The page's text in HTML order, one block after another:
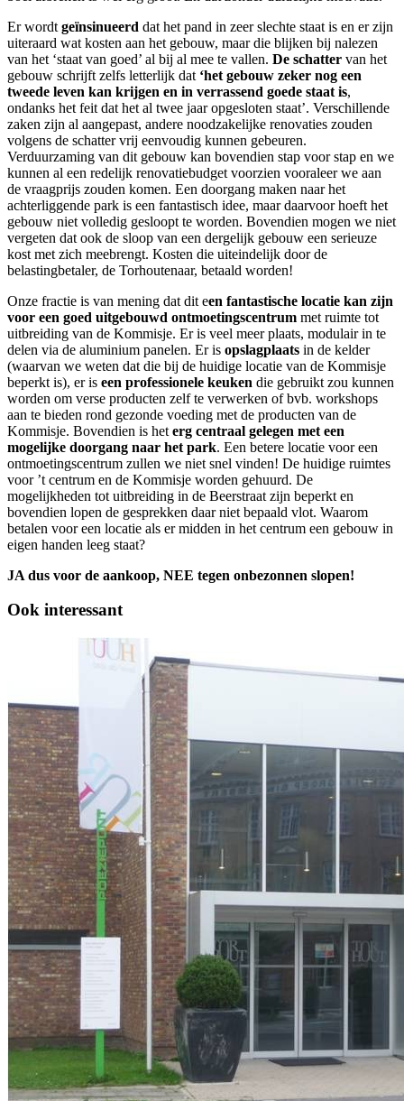
Er wordt geïnsinueerd dat het pand in zeer slechte staat is en er zijn
uiteraard wat kosten aan het gebouw, maar die blijken bij nalezen
van het ‘staat van goed’ al bij al mee te vallen. De schatter van het
gebouw schrijft zelfs letterlijk dat ‘het gebouw zeker nog een
tweede leven kan krijgen en in verrassend goede staat is,
ondanks het feit dat het al twee jaar opgesloten staat’. Verschillende
zaken zijn al aangepast, andere noodzakelijke renovaties zouden
volgens de schatter vrij eenvoudig kunnen gebeuren.
Verduurzaming van dit gebouw kan bovendien stap voor stap en we
kunnen al een redelijk renovatiebudget voorzien vooraleer we aan
de vraagprijs zouden komen. Een doorgang maken naar het
achterliggende park is een fantastisch idee, maar daarvoor hoeft het
gebouw niet volledig gesloopt te worden. Bovendien mogen we niet
vergeten dat ook de sloop van een dergelijk gebouw een serieuze
kost met zich meebrengt. Kosten die uiteindelijk door de
belastingbetaler, de Torhoutenaar, betaald worden!
Onze fractie is van mening dat dit een fantastische locatie kan zijn
voor een goed uitgebouwd ontmoetingscentrum met ruimte tot
uitbreiding van de Kommisje. Er is veel meer plaats, modulair in te
delen via de aluminium panelen. Er is opslagplaats in de kelder
(waarvan we weten dat die bij de huidige locatie van de Kommisje
beperkt is), er is een professionele keuken die gebruikt zou kunnen
worden om verse producten zelf te verwerken of bvb. workshops
aan te bieden rond gezonde voeding met de producten van de
Kommisje. Bovendien is het erg centraal gelegen met een
mogelijke doorgang naar het park. Een betere locatie voor een
ontmoetingscentrum zullen we niet snel vinden! De huidige ruimtes
voor ’t centrum en de Kommisje worden gehuurd. De
mogelijkheden tot uitbreiding in de Beerstraat zijn beperkt en
bovendien lopen de gesprekken daar niet bepaald vlot. Waarom
betalen voor een locatie als er midden in het centrum een gebouw in
eigen handen leeg staat?
JA dus voor de aankoop, NEE tegen onbezonnen slopen!
Ook interessant